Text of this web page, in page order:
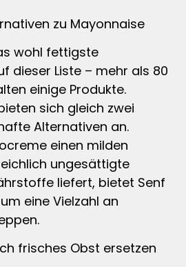
zu Mayonnaise
wohl fettigste
dieser Liste – mehr als 80
einige Produkte.
sich gleich zwei
Alternativen an.
einen milden
ungesättigte
liefert, bietet Senf
eine Vielzahl an
frisches Obst ersetzen